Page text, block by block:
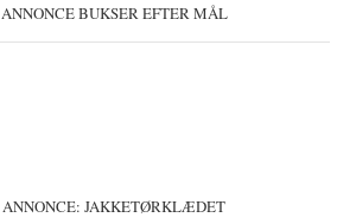
ANNONCE BUKSER EFTER MÅL
ANNONCE: JAKKETØRKLÆDET